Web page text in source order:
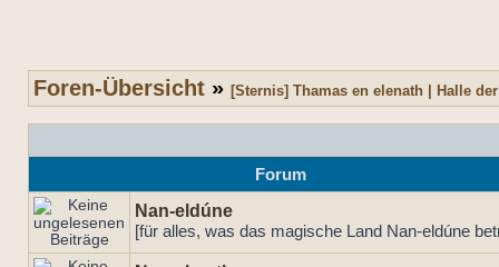
Foren-Übersicht » [Sternis] Thamas en elenath | Halle
Forum
Nan-eldúne
[für alles, was das magische Land Nan-eldúne